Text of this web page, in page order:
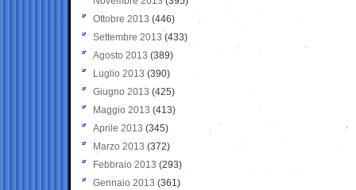
Ottobre 2013 (446)
Settembre 2013 (433)
Agosto 2013 (389)
Luglio 2013 (390)
Giugno 2013 (425)
Maggio 2013 (413)
Aprile 2013 (345)
Marzo 2013 (372)
Febbraio 2013 (293)
Gennaio 2013 (361)